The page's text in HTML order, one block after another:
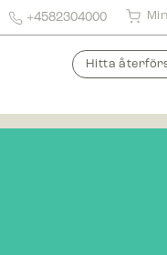
+4582304000
Hitta